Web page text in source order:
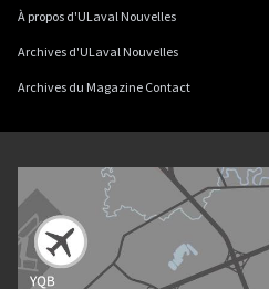
À propos d'ULaval Nouvelles
Archives d'ULaval Nouvelles
Archives du Magazine Contact